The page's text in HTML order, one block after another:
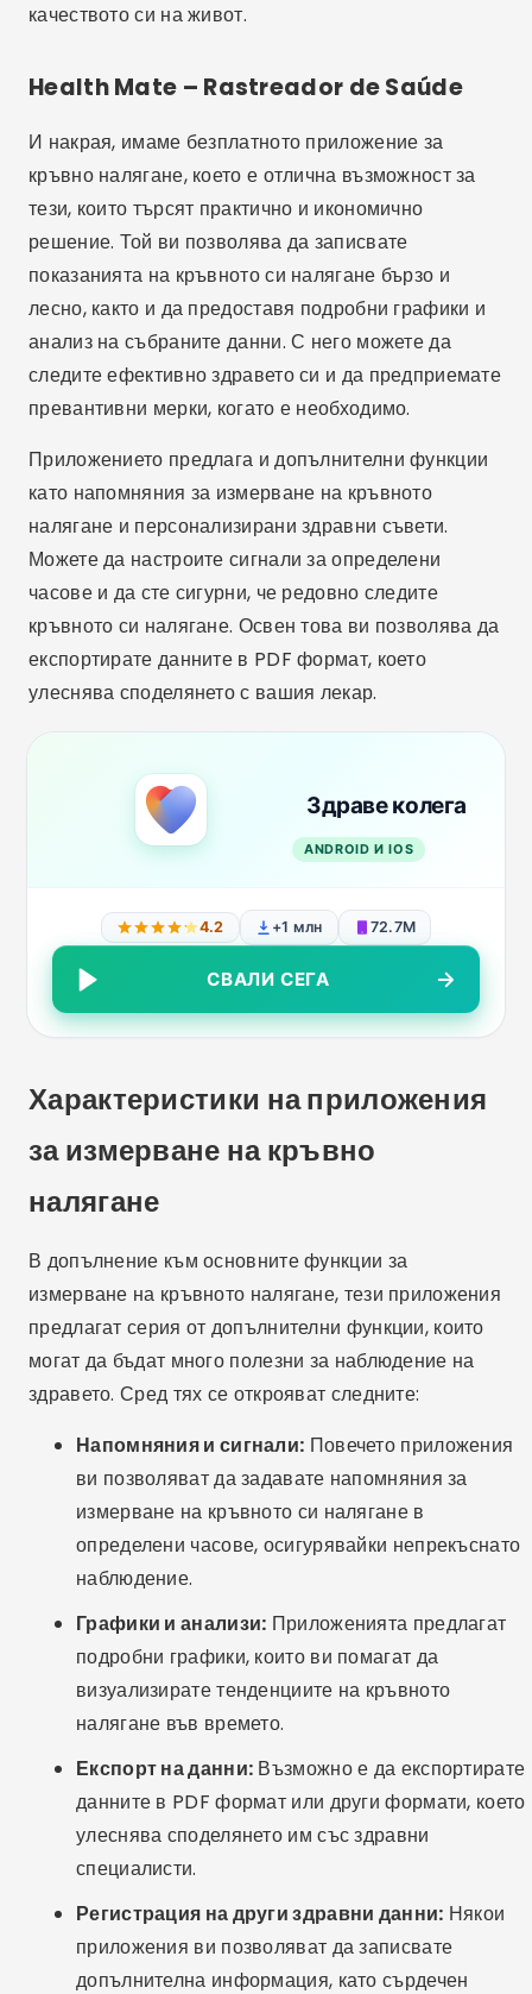
качеството си на живот.
Health Mate – Rastreador de Saúde
И накрая, имаме безплатното приложение за
кръвно налягане, което е отлична възможност за
тези, които търсят практично и икономично
решение. Той ви позволява да записвате
показанията на кръвното си налягане бързо и
лесно, както и да предоставя подробни графики и
анализ на събраните данни. С него можете да
следите ефективно здравето си и да предприемате
превантивни мерки, когато е необходимо.
Приложението предлага и допълнителни функции
като напомняния за измерване на кръвното
налягане и персонализирани здравни съвети.
Можете да настроите сигнали за определени
часове и да сте сигурни, че редовно следите
кръвното си налягане. Освен това ви позволява да
експортирате данните в PDF формат, което
улеснява споделянето с вашия лекар.
Здраве колега
ANDROID И IOS
4.2 +1 млн 72.7M
СВАЛИ СЕГА
Характеристики на приложения
за измерване на кръвно
налягане
В допълнение към основните функции за
измерване на кръвното налягане, тези приложения
предлагат серия от допълнителни функции, които
могат да бъдат много полезни за наблюдение на
здравето. Сред тях се открояват следните:
Напомняния и сигнали: Повечето приложения
ви позволяват да задавате напомняния за
измерване на кръвното си налягане в
определени часове, осигурявайки непрекъснато
наблюдение.
Графики и анализи: Приложенията предлагат
подробни графики, които ви помагат да
визуализирате тенденциите на кръвното
налягане във времето.
Експорт на данни: Възможно е да експортирате
данните в PDF формат или други формати, което
улеснява споделянето им със здравни
специалисти.
Регистрация на други здравни данни: Някои
приложения ви позволяват да записвате
допълнителна информация, като сърдечен